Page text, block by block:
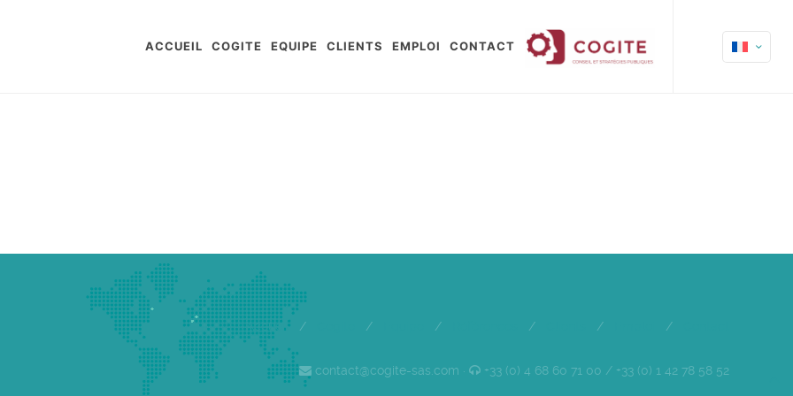
ACCUEIL COGITE EQUIPE CLIENTS EMPLOI CONTACT
Accueil / / / / / /
contact@cogite-sas.com · +33 (0) 4 68 60 71 00 / +33 (0) 1 42 78 58 52